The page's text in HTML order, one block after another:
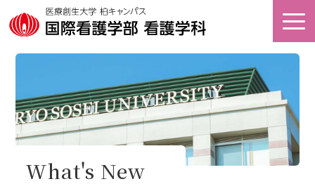
アクセス
資料請求
看護キャリア
教育研究センター
ホーム
What's New